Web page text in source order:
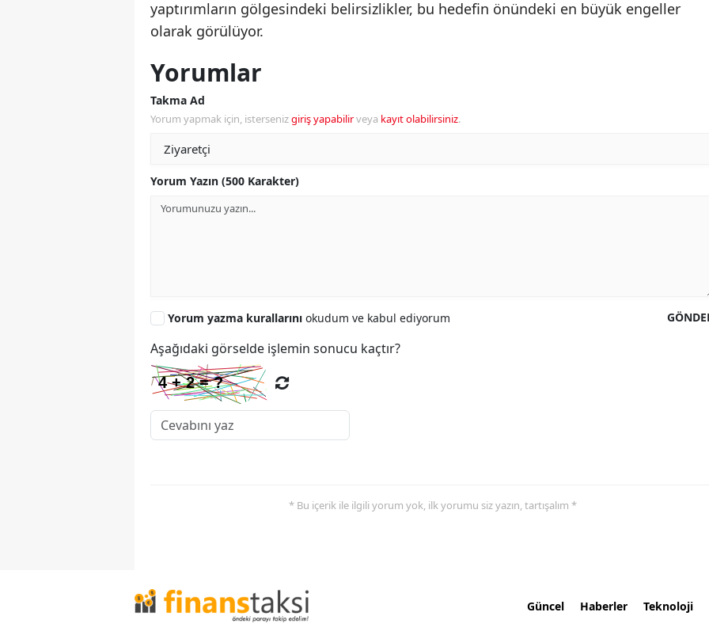
yaptırımların gölgesindeki belirsizlikler, bu hedefin önündeki en büyük engeller
olarak görülüyor.
Yorumlar
Takma Ad
Yorum yapmak için, istersenizgiriş yapabilirveya kayıt olabilirsiniz.
Yorum Yazın (500 Karakter)
Yorum yazma kurallarını okudum ve kabul ediyorum
Aşağıdaki görselde işlemin sonucu kaçtır?
* Bu içerik ile ilgili yorum yok, ilk yorumu siz yazın, tartışalım *
Güncel Haberler Teknoloji